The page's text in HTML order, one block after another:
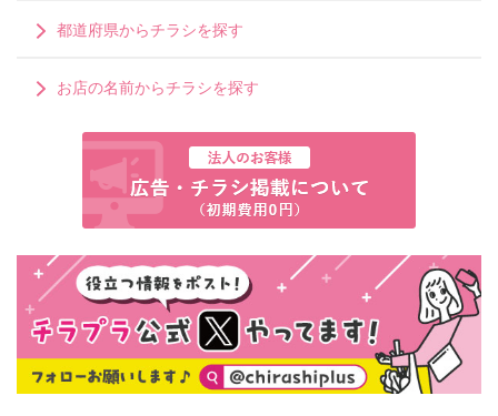
都道府県からチラシを探す
お店の名前からチラシを探す